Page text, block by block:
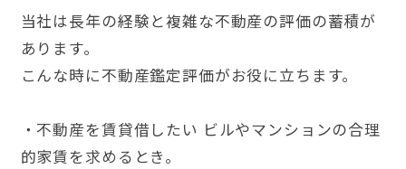
当社は長年の経験と複雑な不動産の評価の蓄積が
あります。
こんな時に不動産鑑定評価がお役に立ちます。
・不動産を賃貸借したい ビルやマンションの合理
的家賃を求めるとき。